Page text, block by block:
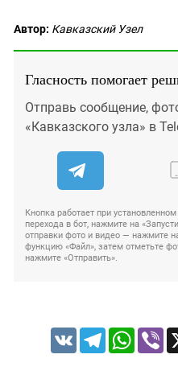
Автор: Кавказский Узел
Гласность помогает
Отправь сообщение,
«Кавказского узла» в
Кнопка работает при
перехода в бот, нажмите на
отправки фото и видео — нажмите
функцию «Файл», затем отметьте
нажмите «Отправить».
VK Telegram